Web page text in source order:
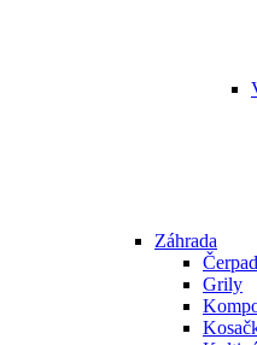
Záhrada
Grily